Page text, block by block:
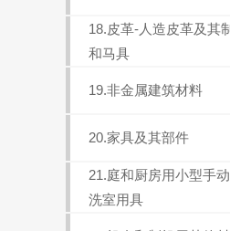
18.皮革-人造皮革及其
和马具
19.非金属建筑材料
20.家具及其部件
21.庭和厨房用小型手
洗室用具